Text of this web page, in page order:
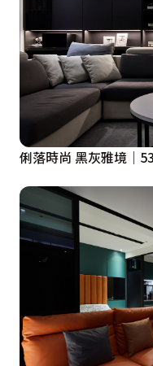
空著讓以後轉手好賣？
我們認為，設計並不
計在滿足的同時，在
體的設計、還是功能
進而創造更高的價值。
因此，對於本案的設計
1.保持原有四房格局，
2.讓多餘的空間，除
隔間與動線的彈性。
3.在上述前提下，讓
的空間，堆疊組合，
間，而每一種組合皆
下：
俐落時尚 黑灰雅境｜